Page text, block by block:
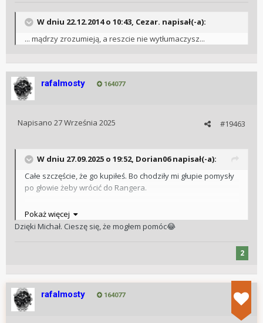
W dniu 22.12.2014 o 10:43, Cezar. napisał(-a):
... mądrzy zrozumieją, a reszcie nie wytłumaczysz...
rafalmosty 164077
#19463
Napisano 27 Września 2025
W dniu 27.09.2025 o 19:52, Dorian06napisał(-a):
Całe szczęście, że go kupiłeś. Bo chodziły mi głupie pomysły
po głowie żeby wrócić do Rangera.
Niech cieszy Cię długi czas.
Pokaż więcej
Dzięki Michał. Cieszę się, że mogłem pomóc😂
2
rafalmosty 164077